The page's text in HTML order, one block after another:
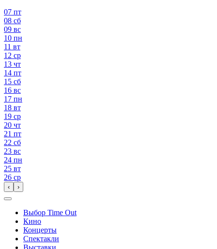
07 пт
08 сб
09 вс
10 пн
11 вт
12 ср
13 чт
14 пт
15 сб
16 вс
17 пн
18 вт
19 ср
20 чт
21 пт
22 сб
23 вс
24 пн
25 вт
26 ср
‹ ›
Выбор Time Out
Кино
Концерты
Спектакли
Выставки